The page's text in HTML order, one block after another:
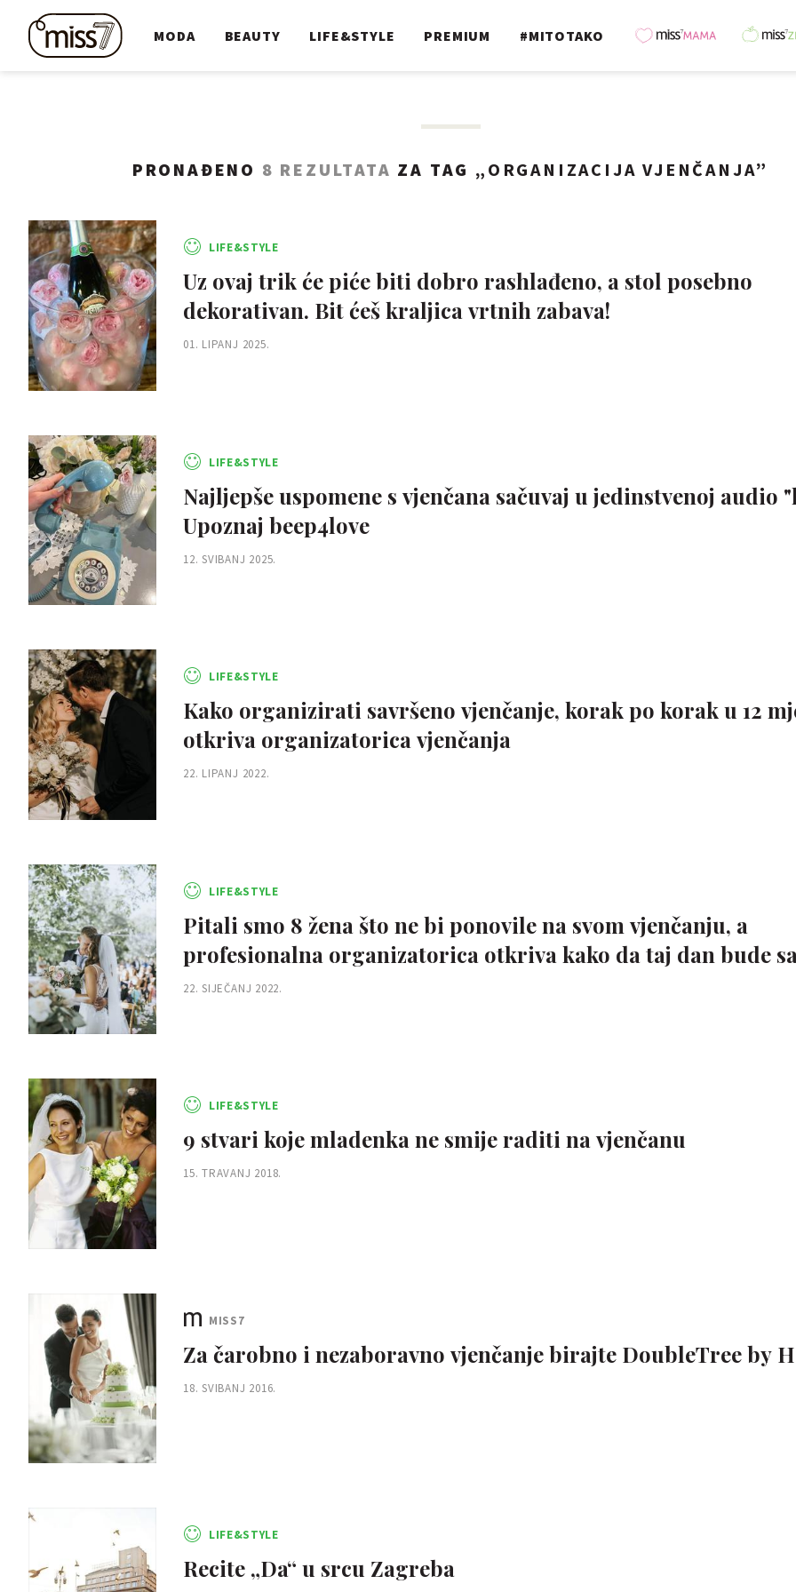
MODA BEAUTY LIFE&STYLE PREMIUM #MITOTAKO
PRONAĐENO 8 REZULTATA ZA TAG „ ORGANIZACIJA VJENČANJA”
LIFE&STYLE
Uz ovaj trik će piće biti dobro rashlađeno, a stol posebno
dekorativan. Bit ćeš kraljica vrtnih zabava!
01. LIPANJ 2025.
LIFE&STYLE
Najljepše uspomene s vjenčana sačuvaj u jedinstvenoj audio
Upoznaj beep4love
12. SVIBANJ 2025.
LIFE&STYLE
Kako organizirati savršeno vjenčanje, korak po korak u 12
otkriva organizatorica vjenčanja
22. LIPANJ 2022.
LIFE&STYLE
Pitali smo 8 žena što ne bi ponovile na svom vjenčanju, a
profesionalna organizatorica otkriva kako da taj dan bude
22. SIJEČANJ 2022.
LIFE&STYLE
9 stvari koje mladenka ne smije raditi na vjenčanu
15. TRAVANJ 2018.
MISS7
Za čarobno i nezaboravno vjenčanje birajte DoubleTree by
18. SVIBANJ 2016.
LIFE&STYLE
Recite „Da“ u srcu Zagreba